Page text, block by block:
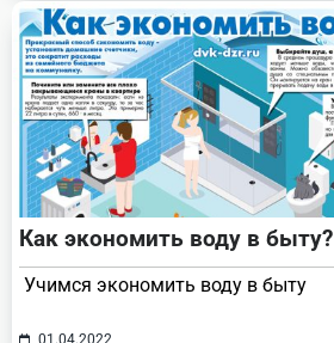
Как экономить воду в быту?
Учимся экономить воду в быту
01.04.2022